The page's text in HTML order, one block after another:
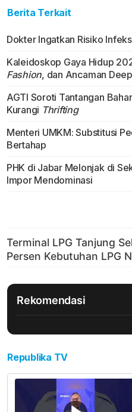
Berita Terkait
Dokter Ingatkan Risiko
Kaleidoskop Gaya Hidup
Fashion, dan Ancaman
AGTI Soroti Tantangan
Kurangi Thrifting
Menteri UMKM: Substitusi
Bertahap
PHK di Jabar Melonjak di
Impor Mendominasi
Rekomendasi
Republika TV